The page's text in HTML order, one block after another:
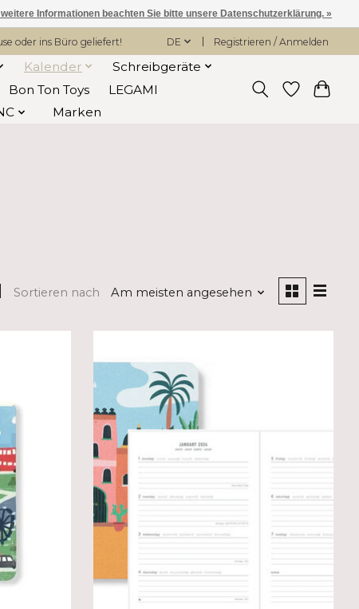
oder ins Büro geliefert! DE Registrieren / Anmelden
Kalender
Schreibgeräte
Bon Ton Toys
LEGAMI
Marken
Sortieren nach Am meisten angesehen
weitere Informationen beachten Sie bitte unsere Datenschutzerklärung. »